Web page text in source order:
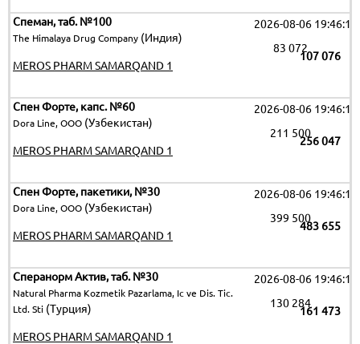
Спеман, таб. №100
The Himalaya Drug Company (Индия)
2026-08-06 19:46:15
107 076
83 072
MEROS PHARM SAMARQAND 1
Спен Форте, капс. №60
Dora Line, ООО (Узбекистан)
2026-08-06 19:46:15
256 047
211 500
MEROS PHARM SAMARQAND 1
Спен Форте, пакетики, №30
Dora Line, ООО (Узбекистан)
2026-08-06 19:46:15
483 655
399 500
MEROS PHARM SAMARQAND 1
Сперанорм Актив, таб. №30
Natural Pharma Kozmetik Pazarlama, Ic ve Dis. Tic.
Ltd. Sti (Турция)
2026-08-06 19:46:15
161 473
130 284
MEROS PHARM SAMARQAND 1